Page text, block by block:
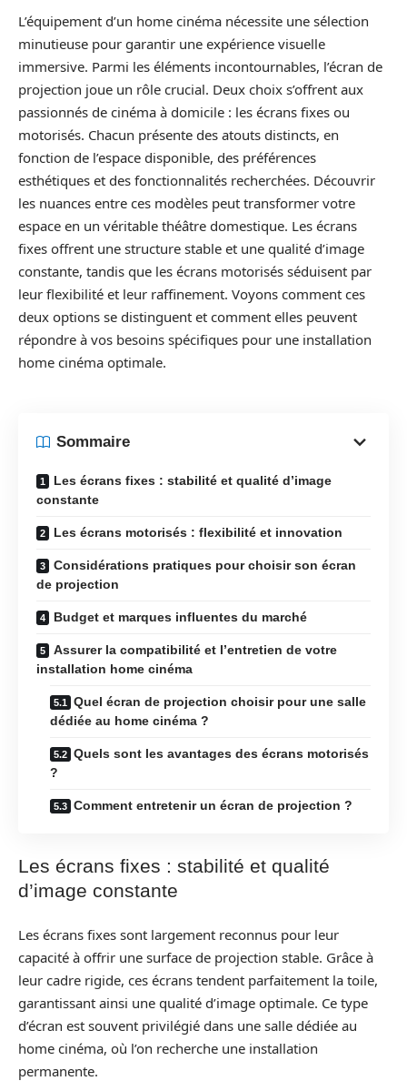
L’équipement d’un home cinéma nécessite une sélection
minutieuse pour garantir une expérience visuelle
immersive. Parmi les éléments incontournables, l’écran de
projection joue un rôle crucial. Deux choix s’offrent aux
passionnés de cinéma à domicile : les écrans fixes ou
motorisés. Chacun présente des atouts distincts, en
fonction de l’espace disponible, des préférences
esthétiques et des fonctionnalités recherchées. Découvrir
les nuances entre ces modèles peut transformer votre
espace en un véritable théâtre domestique. Les écrans
fixes offrent une structure stable et une qualité d’image
constante, tandis que les écrans motorisés séduisent par
leur flexibilité et leur raffinement. Voyons comment ces
deux options se distinguent et comment elles peuvent
répondre à vos besoins spécifiques pour une installation
home cinéma optimale.
Sommaire
Les écrans fixes : stabilité et qualité d’image
constante
Les écrans motorisés : flexibilité et innovation
Considérations pratiques pour choisir son écran
de projection
Budget et marques influentes du marché
Assurer la compatibilité et l’entretien de votre
installation home cinéma
Quel écran de projection choisir pour une salle
dédiée au home cinéma ?
Quels sont les avantages des écrans motorisés
?
Comment entretenir un écran de projection ?
Les écrans fixes : stabilité et qualité
d’image constante
Les écrans fixes sont largement reconnus pour leur
capacité à offrir une surface de projection stable. Grâce à
leur cadre rigide, ces écrans tendent parfaitement la toile,
garantissant ainsi une qualité d’image optimale. Ce type
d’écran est souvent privilégié dans une salle dédiée au
home cinéma, où l’on recherche une installation
permanente.